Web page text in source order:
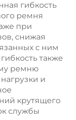
гибкость
ремня
при
снижая
с ним
также
ремню
и
крутящего
службы